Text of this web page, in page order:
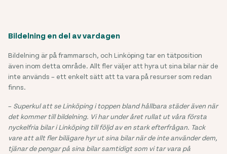
Bildelning en del av vardagen
Bildelning är på frammarsch, och Linköping tar en tätposition
även inom detta område. Allt fler väljer att hyra ut sina bilar när de
inte används – ett enkelt sätt att ta vara på resurser som redan
finns.
– Superkul att se Linköping i toppen bland hållbara städer även när
det kommer till bildelning. Vi har under året rullat ut våra första
nyckelfria bilar i Linköping till följd av en stark efterfrågan. Tack
vare att allt fler bilägare hyr ut sina bilar när de inte använder dem,
tjänar de pengar på sina bilar samtidigt som vi tar vara på